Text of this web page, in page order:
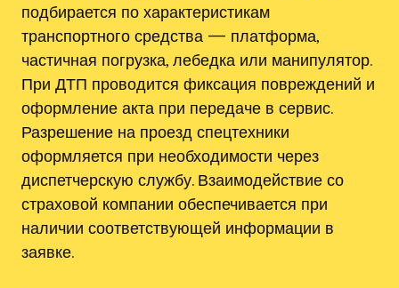
подбирается по характеристикам
транспортного средства — платформа,
частичная погрузка, лебедка или манипулятор.
При ДТП проводится фиксация повреждений и
оформление акта при передаче в сервис.
Разрешение на проезд спецтехники
оформляется при необходимости через
диспетчерскую службу. Взаимодействие со
страховой компании обеспечивается при
наличии соответствующей информации в
заявке.